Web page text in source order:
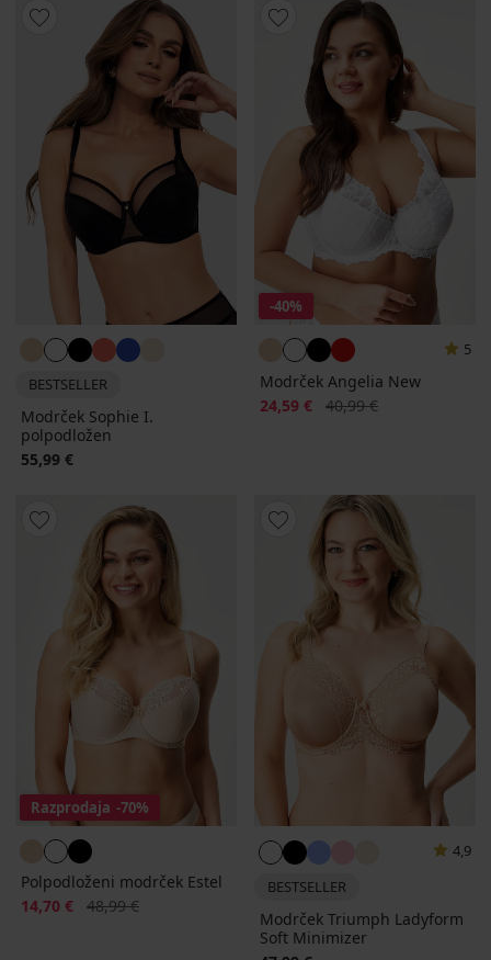
BESTSELLER
Modrček Sophie I.
polpodložen
55,99 €
-40%
5
Modrček Angelia New
Popust
24,59 € Prvotna cena
40,99 €
Razprodaja -70%
Polpodloženi modrček Estel
Popust
14,70 € Prvotna cena
48,99 €
4,9
BESTSELLER
Modrček Triumph Ladyform
Soft Minimizer